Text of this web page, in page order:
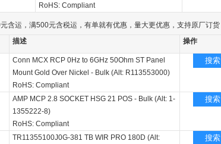
RoHS: Compliant
含运，满500元含税运，有单就有优惠，量大更优惠，支持原厂订货
描述 操作
Conn MCX RCP 0Hz to 6GHz 50Ohm ST Panel
Mount Gold Over Nickel - Bulk (Alt: R113553000)
RoHS: Compliant
搜索
AMP MCP 2.8 SOCKET HSG 21 POS - Bulk (Alt: 1-
1355222-8)
RoHS: Compliant
搜索
TR11355100J0G-381 TB WIR PRO 180D (Alt:
搜索